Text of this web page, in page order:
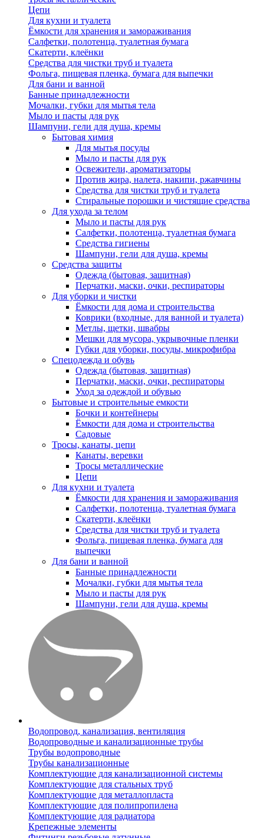
Цепи
Для кухни и туалета
Ёмкости для хранения и замораживания
Салфетки, полотенца, туалетная бумага
Скатерти, клеёнки
Средства для чистки труб и туалета
Фольга, пищевая пленка, бумага для выпечки
Для бани и ванной
Банные принадлежности
Мочалки, губки для мытья тела
Мыло и пасты для рук
Шампуни, гели для душа, кремы
Бытовая химия
Для мытья посуды
Мыло и пасты для рук
Освежители, ароматизаторы
Против жира, налета, накипи, ржавчины
Средства для чистки труб и туалета
Стиральные порошки и чистящие средства
Для ухода за телом
Мыло и пасты для рук
Салфетки, полотенца, туалетная бумага
Средства гигиены
Шампуни, гели для душа, кремы
Средства защиты
Одежда (бытовая, защитная)
Перчатки, маски, очки, респираторы
Для уборки и чистки
Ёмкости для дома и строительства
Коврики (входные, для ванной и туалета)
Метлы, щетки, швабры
Мешки для мусора, укрывочные пленки
Губки для уборки, посуды, микрофибра
Спецодежда и обувь
Одежда (бытовая, защитная)
Перчатки, маски, очки, респираторы
Уход за одеждой и обувью
Бытовые и строительные емкости
Бочки и контейнеры
Ёмкости для дома и строительства
Садовые
Тросы, канаты, цепи
Канаты, веревки
Тросы металлические
Цепи
Для кухни и туалета
Ёмкости для хранения и замораживания
Салфетки, полотенца, туалетная бумага
Скатерти, клеёнки
Средства для чистки труб и туалета
Фольга, пищевая пленка, бумага для
выпечки
Для бани и ванной
Банные принадлежности
Мочалки, губки для мытья тела
Мыло и пасты для рук
Шампуни, гели для душа, кремы
Водопровод, канализация, вентиляция
Водопроводные и канализационные трубы
Трубы водопроводные
Трубы канализационные
Комплектующие для канализационной системы
Комплектующие для стальных труб
Комплектующие для металлопласта
Комплектующие для полипропилена
Комплектующие для радиатора
Крепежные элементы